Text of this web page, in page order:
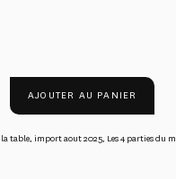
AJOUTER AU PANIER
table, import aout 2025, Les 4 parties du